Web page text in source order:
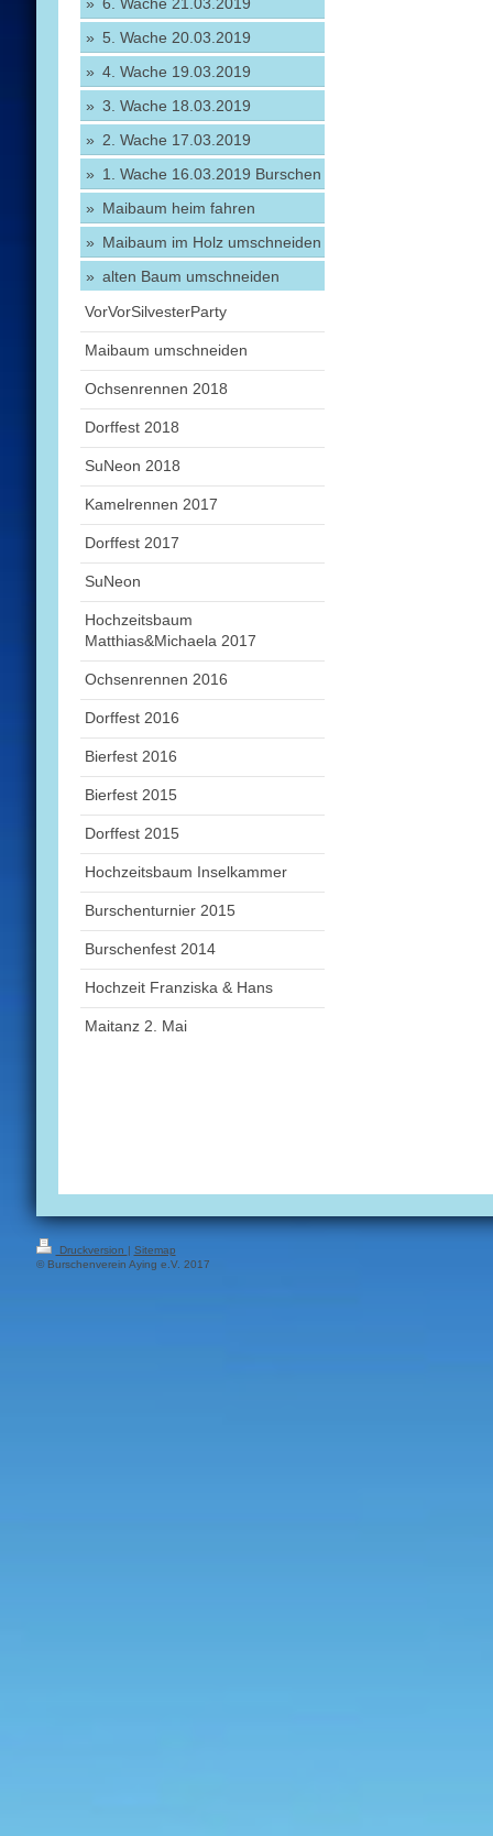
5. Wache 20.03.2019
4. Wache 19.03.2019
3. Wache 18.03.2019
2. Wache 17.03.2019
1. Wache 16.03.2019 Burschen
Maibaum heim fahren
Maibaum im Holz umschneiden
alten Baum umschneiden
VorVorSilvesterParty
Maibaum umschneiden
Ochsenrennen 2018
Dorffest 2018
SuNeon 2018
Kamelrennen 2017
Dorffest 2017
SuNeon
Hochzeitsbaum
Matthias&Michaela 2017
Ochsenrennen 2016
Dorffest 2016
Bierfest 2016
Bierfest 2015
Dorffest 2015
Hochzeitsbaum Inselkammer
Burschenturnier 2015
Burschenfest 2014
Hochzeit Franziska & Hans
Maitanz 2. Mai
Druckversion | Sitemap
© Burschenverein Aying e.V. 2017